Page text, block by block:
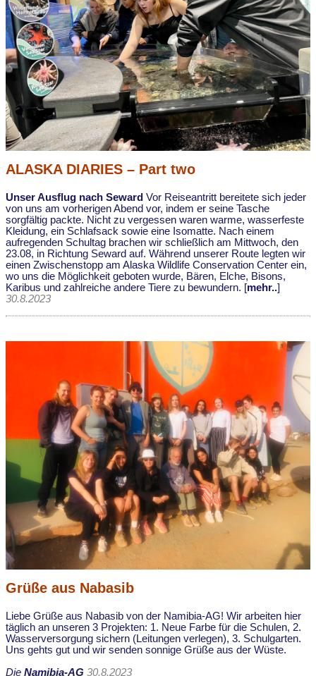
ALASKA DIARIES – Part two
Unser Ausflug nach Seward Vor Reiseantritt bereitete sich jeder
von uns am vorherigen Abend vor, indem er seine Tasche
sorgfältig packte. Nicht zu vergessen waren warme, wasserfeste
Kleidung, ein Schlafsack sowie eine Isomatte. Nach einem
aufregenden Schultag brachen wir schließlich am Mittwoch, den
23.08, in Richtung Seward auf. Während unserer Route legten wir
einen Zwischenstopp am Alaska Wildlife Conservation Center ein,
wo uns die Möglichkeit geboten wurde, Bären, Elche, Bisons,
Karibus und zahlreiche andere Tiere zu bewundern. [mehr..]
30.8.2023
Grüße aus Nabasib
Liebe Grüße aus Nabasib von der Namibia-AG! Wir arbeiten hier
täglich an unseren 3 Projekten: 1. Neue Farbe für die Schulen, 2.
Wasserversorgung sichern (Leitungen verlegen), 3. Schulgarten.
Uns gehts gut und wir senden sonnige Grüße aus der Wüste.
Die Namibia-AG 30.8.2023